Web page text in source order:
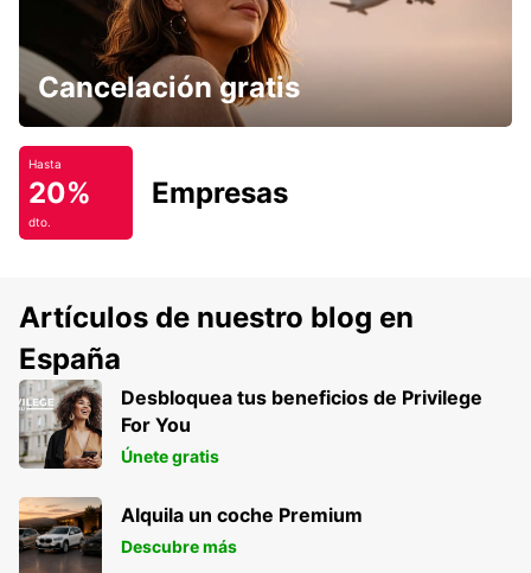
Cancelación gratis
Hasta
20%
dto.
Empresas
Artículos de nuestro blog en
España
Desbloquea tus beneficios de Privilege
For You
Únete gratis
Alquila un coche Premium
Descubre más